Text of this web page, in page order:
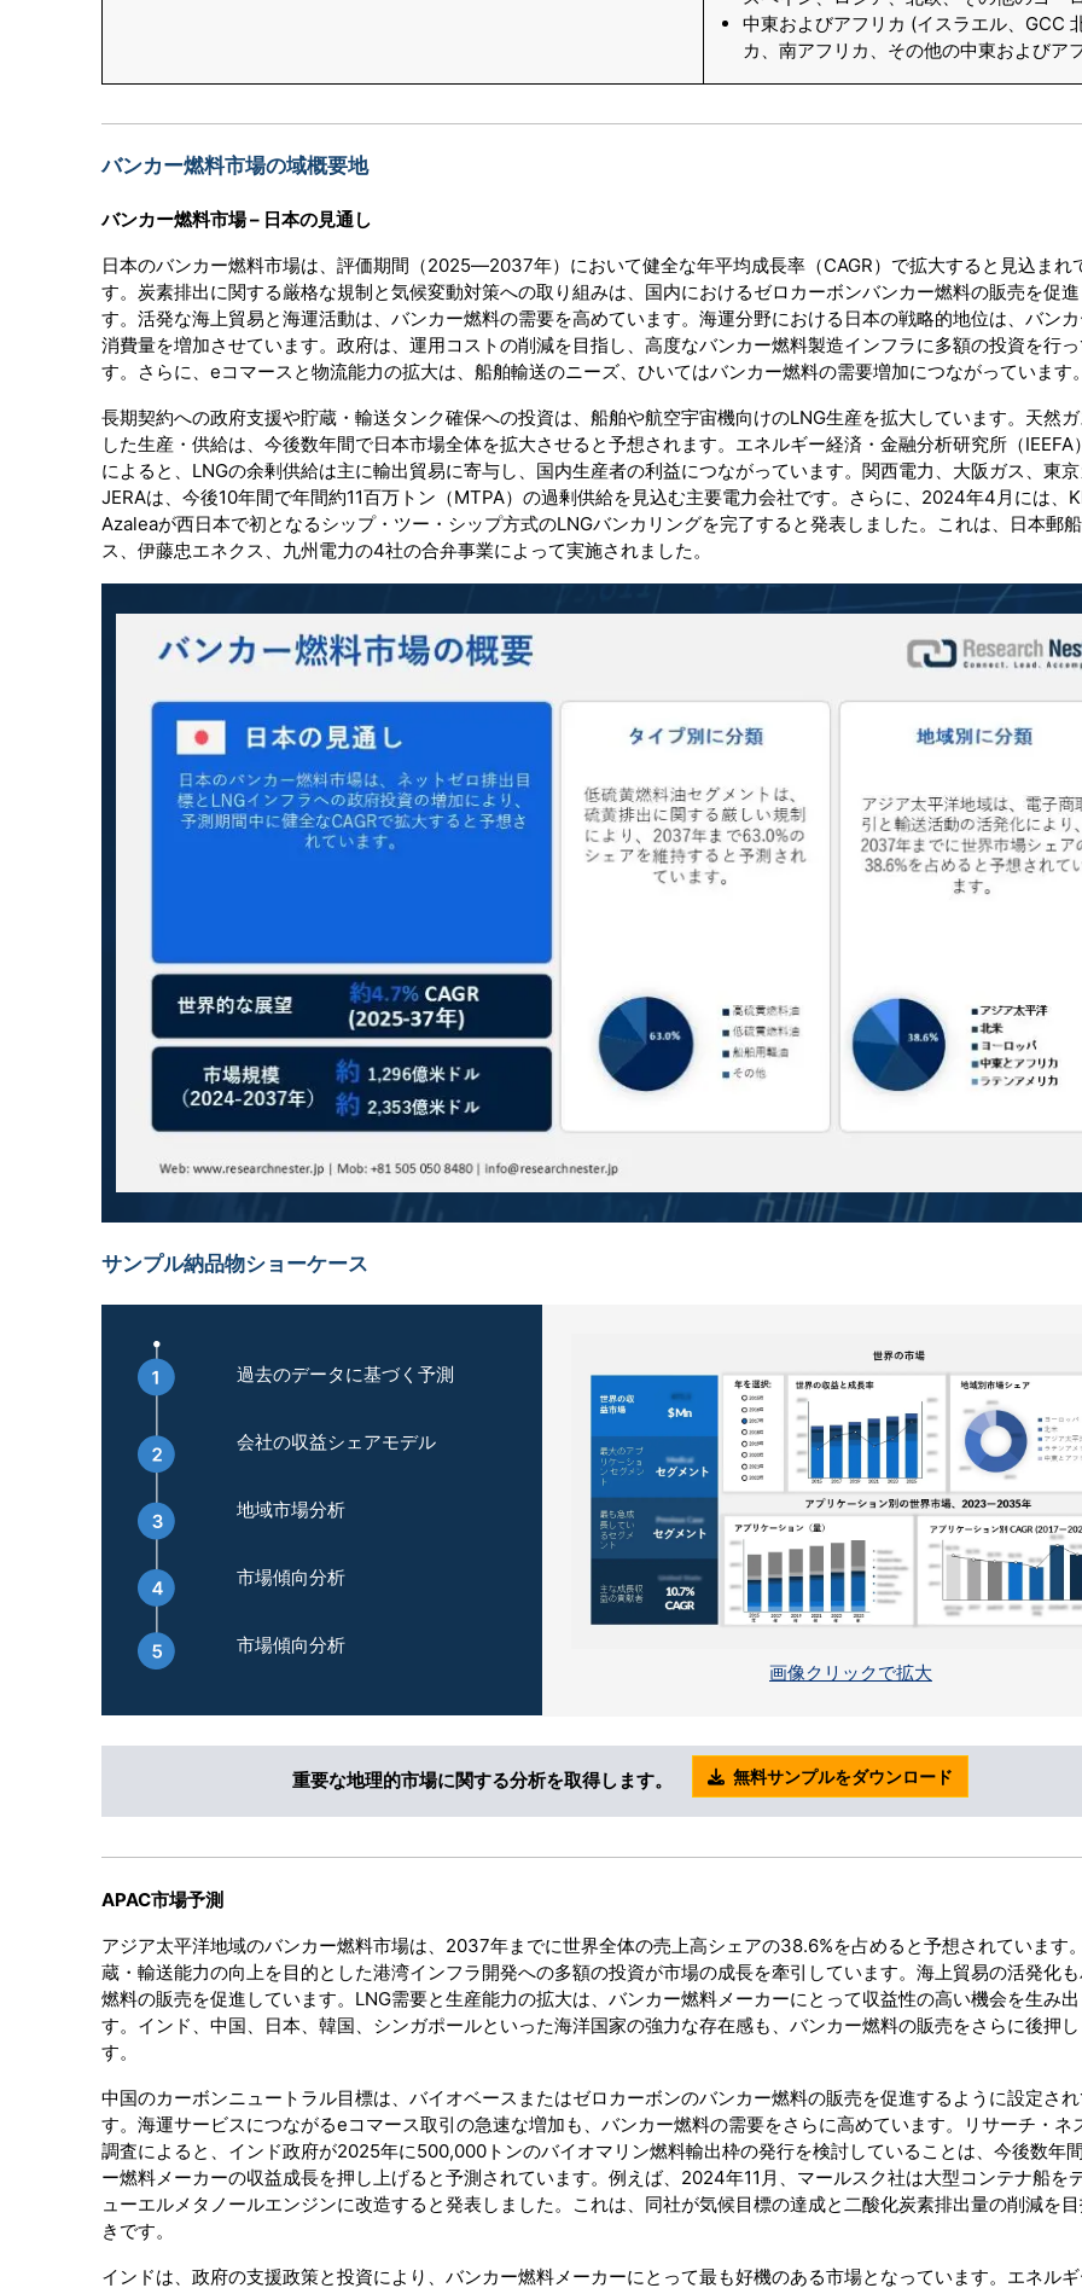
中東およびアフリカ (イスラエル、GCC
カ、南アフリカ、その他の中東およびア
バンカー燃料市場の域概要地
バンカー燃料市場 – 日本の見通し
日本のバンカー燃料市場は、評価期間（2025―2037年）において健全な年平均成長率（CAGR）で拡大すると見込まれ
す。炭素排出に関する厳格な規制と気候変動対策への取り組みは、国内におけるゼロカーボンバンカー燃料の販売を促進
す。活発な海上貿易と海運活動は、バンカー燃料の需要を高めています。海運分野における日本の戦略的地位は、バン
消費量を増加させています。政府は、運用コストの削減を目指し、高度なバンカー燃料製造インフラに多額の投資を行っ
す。さらに、eコマースと物流能力の拡大は、船舶輸送のニーズ、ひいてはバンカー燃料の需要増加につながっています。
長期契約への政府支援や貯蔵・輸送タンク確保への投資は、船舶や航空宇宙機向けのLNG生産を拡大しています。天然
した生産・供給は、今後数年間で日本市場全体を拡大させると予想されます。エネルギー経済・金融分析研究所（IEEFA
によると、LNGの余剰供給は主に輸出貿易に寄与し、国内生産者の利益につながっています。関西電力、大阪ガス、東京
JERAは、今後10年間で年間約11百万トン（MTPA）の過剰供給を見込む主要電力会社です。さらに、2024年4月には、
Azaleaが西日本で初となるシップ・ツー・シップ方式のLNGバンカリングを完了すると発表しました。これは、日本郵
ス、伊藤忠エネクス、九州電力の4社の合弁事業によって実施されました。
サンプル納品物ショーケース
過去のデータに基づく予測
会社の収益シェアモデル
地域市場分析
市場傾向分析
市場傾向分析
画像クリックで拡大
重要な地理的市場に関する分析を取得します。 無料サンプルをダウンロード
APAC市場予測
アジア太平洋地域のバンカー燃料市場は、2037年までに世界全体の売上高シェアの38.6%を占めると予想されています
蔵・輸送能力の向上を目的とした港湾インフラ開発への多額の投資が市場の成長を牽引しています。海上貿易の活発化
燃料の販売を促進しています。LNG需要と生産能力の拡大は、バンカー燃料メーカーにとって収益性の高い機会を生み出
す。インド、中国、日本、韓国、シンガポールといった海洋国家の強力な存在感も、バンカー燃料の販売をさらに後押し
す。
中国のカーボンニュートラル目標は、バイオベースまたはゼロカーボンのバンカー燃料の販売を促進するように設定され
す。海運サービスにつながるeコマース取引の急速な増加も、バンカー燃料の需要をさらに高めています。リサーチ・ネ
調査によると、インド政府が2025年に500,000トンのバイオマリン燃料輸出枠の発行を検討していることは、今後数年
ー燃料メーカーの収益成長を押し上げると予測されています。例えば、2024年11月、マールスク社は大型コンテナ船を
ューエルメタノールエンジンに改造すると発表しました。これは、同社が気候目標の達成と二酸化炭素排出量の削減を
きです。
インドは、政府の支援政策と投資により、バンカー燃料メーカーにとって最も好機のある市場となっています。エネル